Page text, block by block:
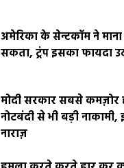
अमेरिका के सेन्टकॉम ने
सकता, ट्रंप इसका फायदा
मोदी सरकार सबसे कमज़ोर
नोटबंदी से भी बड़ी नाकामी,
नाराज़